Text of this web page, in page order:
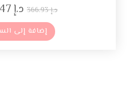
د.إ366.93 د.إ183.47
إضافة إلى